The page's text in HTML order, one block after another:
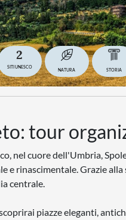
2
SITI UNESCO
NATURA STORIA
tour
nel cuore dell'Umbria,
e rinascimentale. Grazie
centrale.
piazze eleganti,